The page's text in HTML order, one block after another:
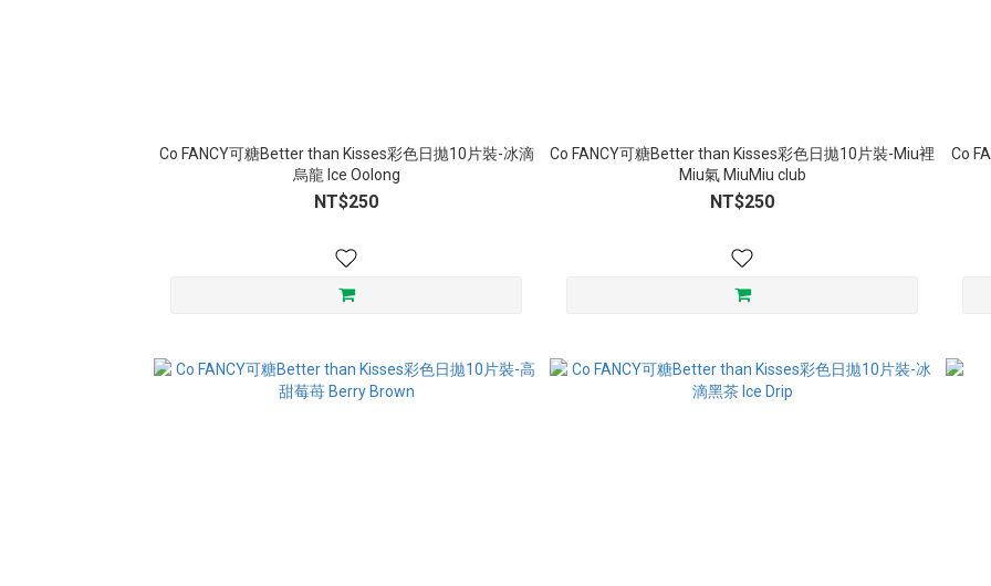
Co FANCY可糖Better than Kisses彩色日拋10片裝-冰滴
烏龍 Ice Oolong
NT$250
Co FANCY可糖Better than Kisses彩色日拋10片裝-Miu裡
Miu氣 MiuMiu club
NT$250
Co